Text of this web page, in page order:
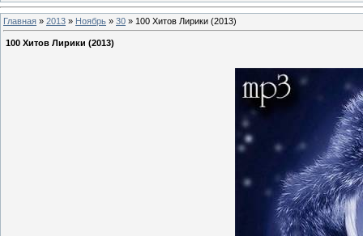
Главная » 2013 » Ноябрь » 30 » 100 Хитов Лирики (2013)
100 Хитов Лирики (2013)